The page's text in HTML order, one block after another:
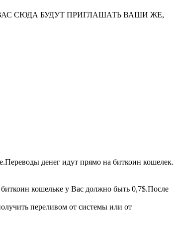
ВАС СЮДА БУДУТ ПРИГЛАШАТЬ ВАШИ ЖЕ,
денег идут прямо на биткоин кошелек.
биткоин кошельке у Вас должно быть 0,7$.После
переливом от системы или от